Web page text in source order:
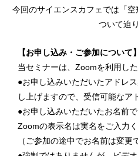
今回のサイエンスカフェでは「
ついて迫
【お申し込み・ご参加につい
当セミナーは、Zoomを利用し
●お申し込みいただいたアドレ
し上げますので、受信可能なア
●お申し込みいただいたお名前
Zoomの表示名は実名をご入力く
（ご参加の途中でお名前は変更